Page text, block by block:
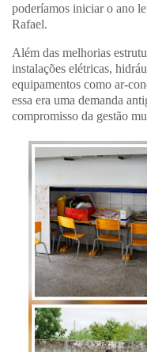
poderíamos iniciar o ano
Rafael.
Além das melhorias
instalações elétricas,
equipamentos como ar-
essa era uma demanda
compromisso da gestão